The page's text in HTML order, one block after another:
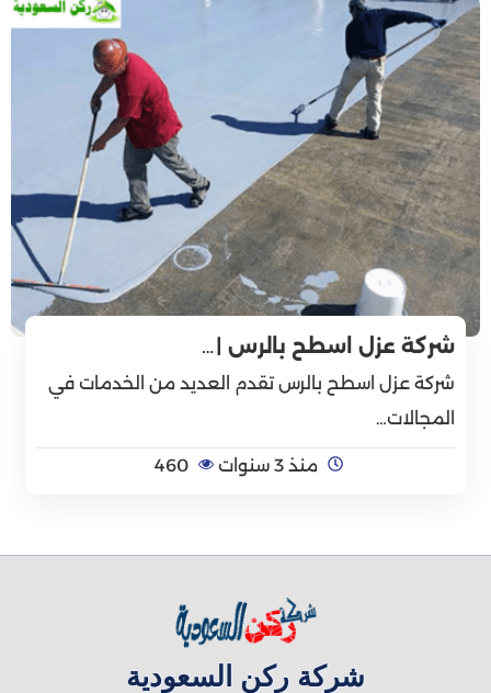
شركة عزل اسطح بالرس |…
شركة عزل اسطح بالرس تقدم العديد من الخدمات في
المجالات…
منذ 3 سنوات 460
شركة ركن السعودية